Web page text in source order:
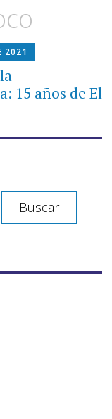
2021
15 años de El
Buscar